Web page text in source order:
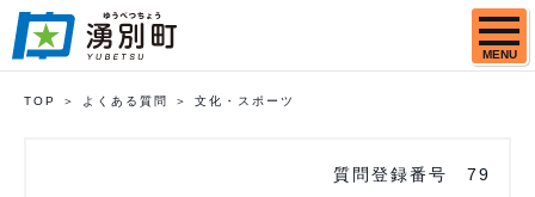
MENU
TOP よくある質問 文化・スポーツ
質問登録番号
79